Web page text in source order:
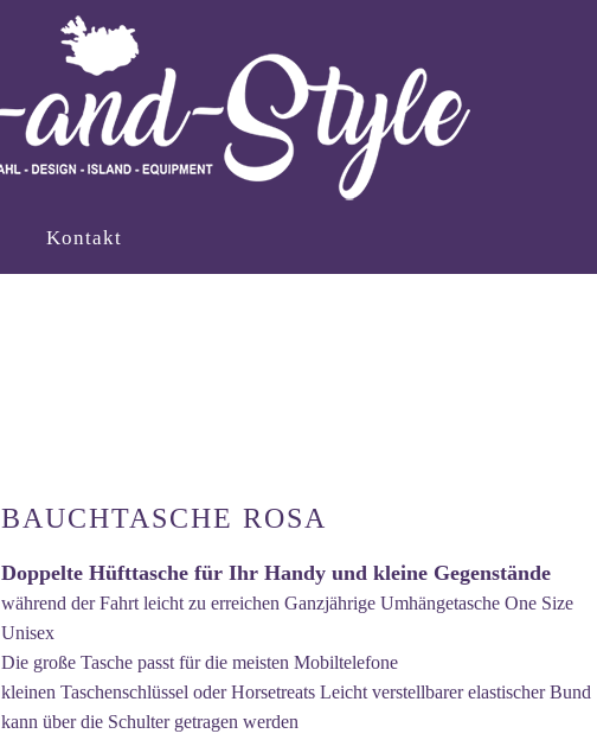
Kontakt
BAUCHTASCHE ROSA
Doppelte Hüfttasche für Ihr Handy und kleine Gegenstände
während der Fahrt leicht zu erreichen Ganzjährige Umhängetasche One Size
Unisex
Die große Tasche passt für die meisten Mobiltelefone
kleinen Taschenschlüssel oder Horsetreats Leicht verstellbarer elastischer Bund
kann über die Schulter getragen werden